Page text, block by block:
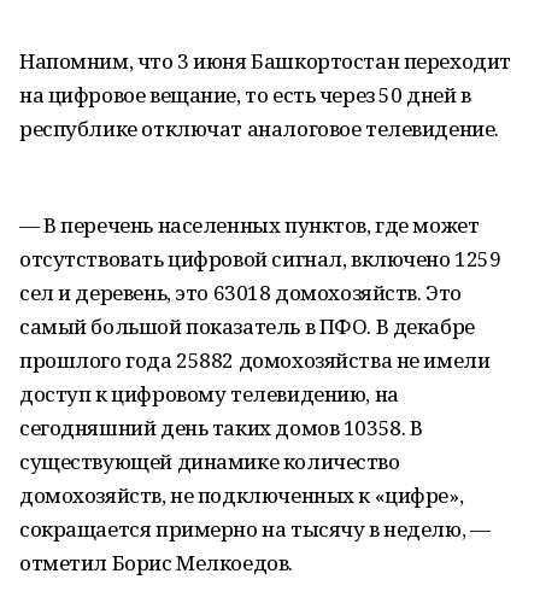
Напомним, что 3 июня Башкортостан переходит
на цифровое вещание, то есть через 50 дней в
республике отключат аналоговое телевидение.
— В перечень населенных пунктов, где может
отсутствовать цифровой сигнал, включено 1259
сел и деревень, это 63018 домохозяйств. Это
самый большой показатель в ПФО. В декабре
прошлого года 25882 домохозяйства не имели
доступ к цифровому телевидению, на
сегодняшний день таких домов 10358. В
существующей динамике количество
домохозяйств, не подключенных к «цифре»,
сокращается примерно на тысячу в неделю, —
отметил Борис Мелкоедов.